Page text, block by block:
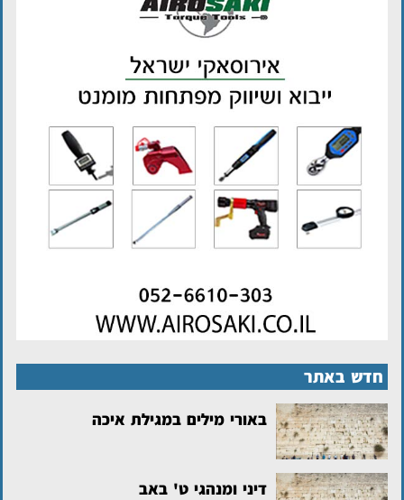
חדש באתר
באורי מילים במגילת איכה
דיני ומנהגי ט' באב